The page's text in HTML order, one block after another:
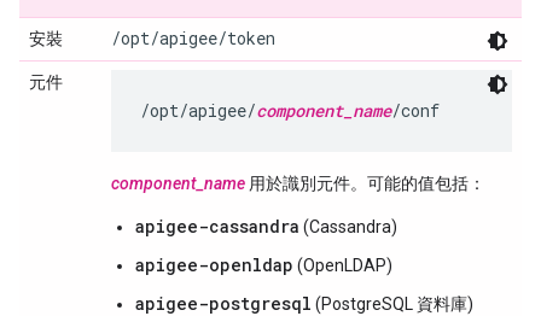
安裝 /opt/apigee/token
元件
/opt/apigee/component_name/conf
component_name 用於識別元件。可能的值包括：
apigee-cassandra (Cassandra)
apigee-openldap (OpenLDAP)
apigee-postgresql (PostgreSQL 資料庫)